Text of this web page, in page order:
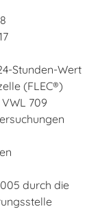
Stunden-Wert
(FLEC®)
709
durch die